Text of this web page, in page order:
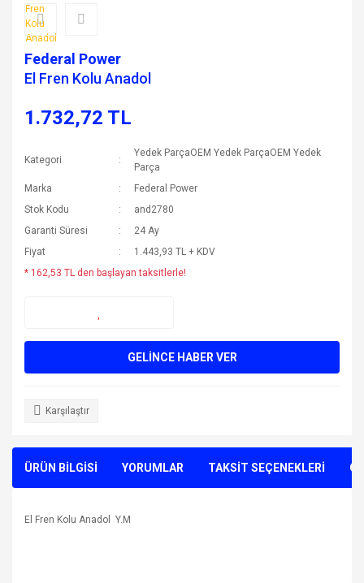
Federal Power
El Fren Kolu Anadol
1.732,72 TL
Kategori
Yedek ParçaOEM Yedek ParçaOEM Yedek
Parça
Marka
Federal Power
Stok Kodu
and2780
Garanti Süresi
24 Ay
Fiyat
1.443,93 TL + KDV
* 162,53 TL den başlayan taksitlerle!
GELİNCE HABER VER
Karşılaştır
ÜRÜN BİLGİSİ YORUMLAR TAKSİT SEÇENEKLERİ
El Fren Kolu Anadol Y.M